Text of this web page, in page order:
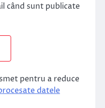
când sunt publicate
pentru a reduce
datele